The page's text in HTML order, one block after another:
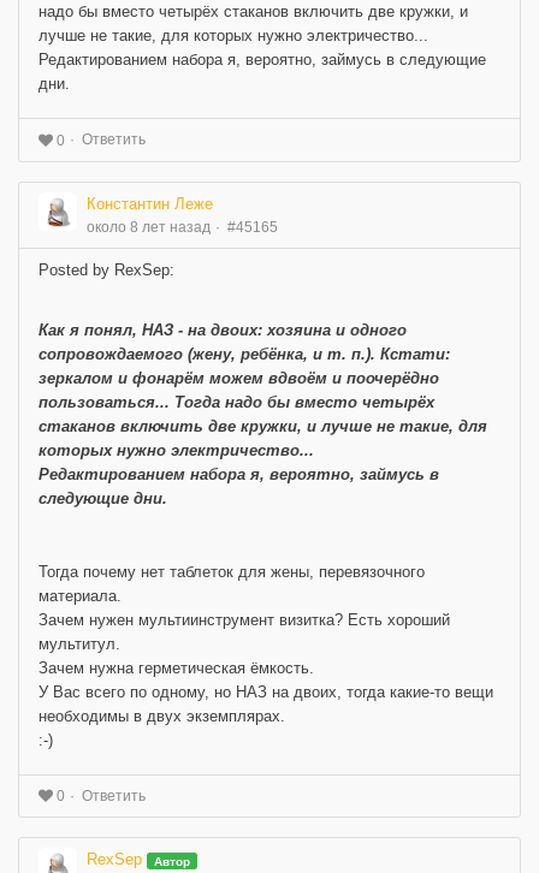
надо бы вместо четырёх стаканов включить две кружки, и
лучше не такие, для которых нужно электричество...
Редактированием набора я, вероятно, займусь в следующие
дни.
0 Ответить
Константин Леже
около 8 лет назад #45165
Posted by RexSep:
Как я понял, НАЗ - на двоих: хозяина и одного
сопровождаемого (жену, ребёнка, и т. п.). Кстати:
зеркалом и фонарём можем вдвоём и поочерёдно
пользоваться... Тогда надо бы вместо четырёх
стаканов включить две кружки, и лучше не такие, для
которых нужно электричество...
Редактированием набора я, вероятно, займусь в
следующие дни.
Тогда почему нет таблеток для жены, перевязочного
материала.
Зачем нужен мультиинструмент визитка? Есть хороший
мультитул.
Зачем нужна герметическая ёмкость.
У Вас всего по одному, но НАЗ на двоих, тогда какие-то вещи
необходимы в двух экземплярах.
:-)
0 Ответить
RexSep Автор